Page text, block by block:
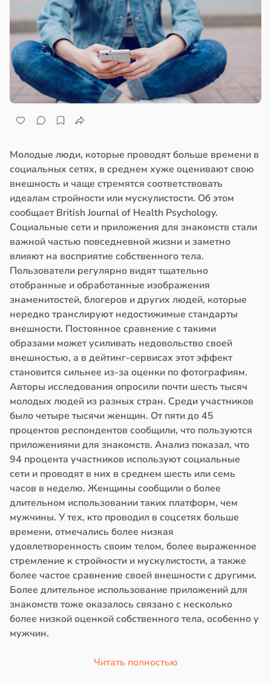
Молодые люди, которые проводят больше времени в
социальных сетях, в среднем хуже оценивают свою
внешность и чаще стремятся соответствовать
идеалам стройности или мускулистости. Об этом
сообщает British Journal of Health Psychology.
Социальные сети и приложения для знакомств стали
важной частью повседневной жизни и заметно
влияют на восприятие собственного тела.
Пользователи регулярно видят тщательно
отобранные и обработанные изображения
знаменитостей, блогеров и других людей, которые
нередко транслируют недостижимые стандарты
внешности. Постоянное сравнение с такими
образами может усиливать недовольство своей
внешностью, а в дейтинг-сервисах этот эффект
становится сильнее из-за оценки по фотографиям.
Авторы исследования опросили почти шесть тысяч
молодых людей из разных стран. Среди участников
было четыре тысячи женщин. От пяти до 45
процентов респондентов сообщили, что пользуются
приложениями для знакомств. Анализ показал, что
94 процента участников используют социальные
сети и проводят в них в среднем шесть или семь
часов в неделю. Женщины сообщили о более
длительном использовании таких платформ, чем
мужчины. У тех, кто проводил в соцсетях больше
времени, отмечались более низкая
удовлетворенность своим телом, более выраженное
стремление к стройности и мускулистости, а также
более частое сравнение своей внешности с другими.
Более длительное использование приложений для
знакомств тоже оказалось связано с несколько
более низкой оценкой собственного тела, особенно у
мужчин.
Читать полностью